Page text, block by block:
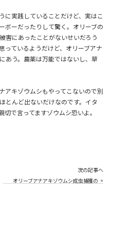
に実践していることだけど、実はこ
ボーだったりして驚く。オリーブの
害にあったことがないせいだろう
っているようだけど、オリーブアナ
あう。農薬は万能ではないし、草
アキゾウムシもやってこないので別
とんど出ないだけなのです。イタ
で言ってますゾウムシ恐いよ。
次の記事へ
オリーブアナアキゾウムシ成虫捕獲の
裏技／暗いところが好きな修正を利用
»